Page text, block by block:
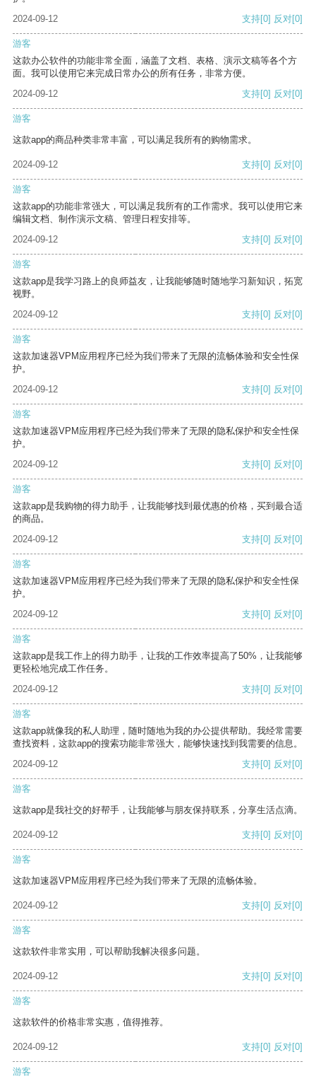
2024-09-12
支持[0] 反对[0]
游客
这款办公软件的功能非常全面，涵盖了文档、表格、演示文稿等各个方
面。我可以使用它来完成日常办公的所有任务，非常方便。
2024-09-12
支持[0] 反对[0]
游客
这款app的商品种类非常丰富，可以满足我所有的购物需求。
2024-09-12 支持[0] 反对[0]
游客
这款app的功能非常强大，可以满足我所有的工作需求。我可以使用它来
编辑文档、制作演示文稿、管理日程安排等。
2024-09-12
支持[0] 反对[0]
游客
这款app是我学习路上的良师益友，让我能够随时随地学习新知识，拓宽
视野。
2024-09-12
支持[0] 反对[0]
游客
这款加速器VPM应用程序已经为我们带来了无限的流畅体验和安全性保
护。
2024-09-12
支持[0] 反对[0]
游客
这款加速器VPM应用程序已经为我们带来了无限的隐私保护和安全性保
护。
2024-09-12
支持[0] 反对[0]
游客
这款app是我购物的得力助手，让我能够找到最优惠的价格，买到最合适
的商品。
2024-09-12
支持[0] 反对[0]
游客
这款加速器VPM应用程序已经为我们带来了无限的隐私保护和安全性保
护。
2024-09-12
支持[0] 反对[0]
游客
这款app是我工作上的得力助手，让我的工作效率提高了50%，让我能够
更轻松地完成工作任务。
2024-09-12
支持[0] 反对[0]
游客
这款app就像我的私人助理，随时随地为我的办公提供帮助。我经常需要
查找资料，这款app的搜索功能非常强大，能够快速找到我需要的信息。
2024-09-12
支持[0] 反对[0]
游客
这款app是我社交的好帮手，让我能够与朋友保持联系，分享生活点滴。
2024-09-12 支持[0] 反对[0]
游客
这款加速器VPM应用程序已经为我们带来了无限的流畅体验。
2024-09-12 支持[0] 反对[0]
游客
这款软件非常实用，可以帮助我解决很多问题。
2024-09-12 支持[0] 反对[0]
游客
这款软件的价格非常实惠，值得推荐。
2024-09-12 支持[0] 反对[0]
游客